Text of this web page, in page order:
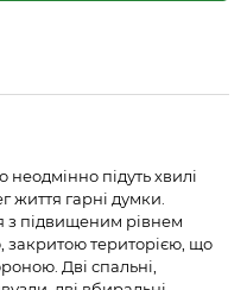
підуть хвилі
життя гарні думки.
з підвищеним рівнем
територією, що
Дві спальні,